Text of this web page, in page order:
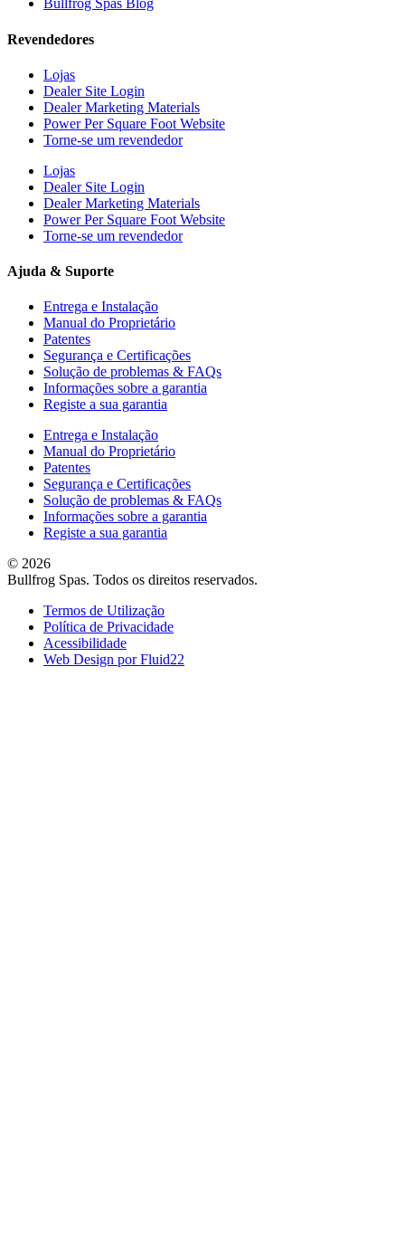
Bullfrog Spas Blog
Revendedores
Lojas
Dealer Site Login
Dealer Marketing Materials
Power Per Square Foot Website
Torne-se um revendedor
Lojas
Dealer Site Login
Dealer Marketing Materials
Power Per Square Foot Website
Torne-se um revendedor
Ajuda & Suporte
Entrega e Instalação
Manual do Proprietário
Patentes
Segurança e Certificações
Solução de problemas & FAQs
Informações sobre a garantia
Registe a sua garantia
Entrega e Instalação
Manual do Proprietário
Patentes
Segurança e Certificações
Solução de problemas & FAQs
Informações sobre a garantia
Registe a sua garantia
© 2026
Bullfrog Spas. Todos os direitos reservados.
Termos de Utilização
Política de Privacidade
Acessibilidade
Web Design por Fluid22